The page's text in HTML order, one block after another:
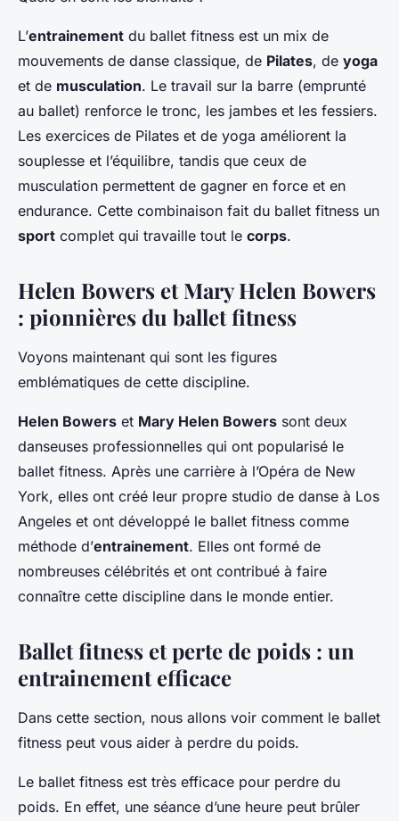
L’entrainement du ballet fitness est un mix de
mouvements de danse classique, de Pilates, de yoga
et de musculation. Le travail sur la barre (emprunté
au ballet) renforce le tronc, les jambes et les fessiers.
Les exercices de Pilates et de yoga améliorent la
souplesse et l’équilibre, tandis que ceux de
musculation permettent de gagner en force et en
endurance. Cette combinaison fait du ballet fitness un
sport complet qui travaille tout le corps.
Helen Bowers et Mary Helen Bowers
: pionnières du ballet fitness
Voyons maintenant qui sont les figures
emblématiques de cette discipline.
Helen Bowers et Mary Helen Bowers sont deux
danseuses professionnelles qui ont popularisé le
ballet fitness. Après une carrière à l’Opéra de New
York, elles ont créé leur propre studio de danse à Los
Angeles et ont développé le ballet fitness comme
méthode d’entrainement. Elles ont formé de
nombreuses célébrités et ont contribué à faire
connaître cette discipline dans le monde entier.
Ballet fitness et perte de poids : un
entrainement efficace
Dans cette section, nous allons voir comment le ballet
fitness peut vous aider à perdre du poids.
Le ballet fitness est très efficace pour perdre du
poids. En effet, une séance d’une heure peut brûler